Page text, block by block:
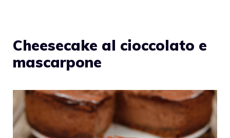
Cheesecake al cioccolato e
mascarpone